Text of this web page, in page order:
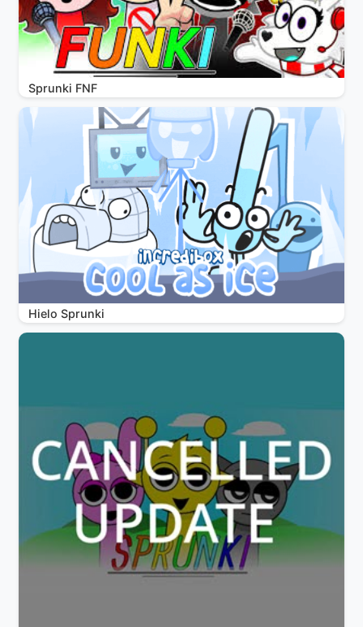
Sprunki FNF
Hielo Sprunki